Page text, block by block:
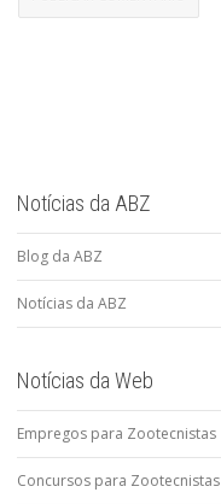
Notícias da ABZ
Blog da ABZ
Notícias da ABZ
Notícias da Web
Empregos para Zootecnistas
Concursos para Zootecnistas